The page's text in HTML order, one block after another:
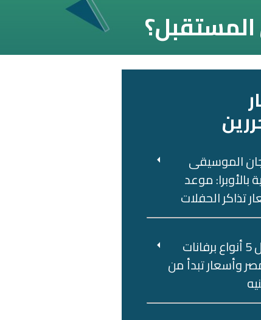
المستقبل؟
الموسيقى
بالأوبرا: موعد
تذاكر الحفلات
أفضل 5 أنواع برفانات
وأسعار تبدأ من